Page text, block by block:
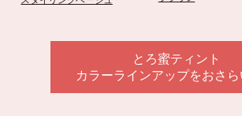
とろ蜜ティント
カラーラインアップをおさ